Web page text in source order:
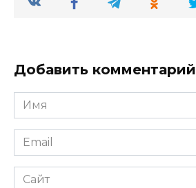
Добавить комментарий
Имя
*
Email
*
Сайт